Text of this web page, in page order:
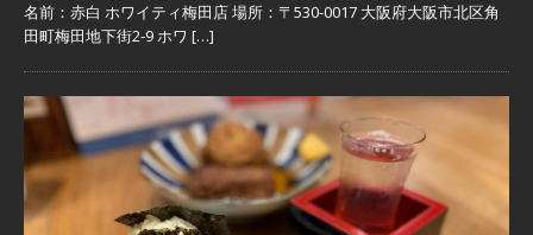
名前：赤白 ホワイティ梅田店 場所：〒530-0017 大阪府大阪市北区角
田町梅田地下街2-9 ホワ […]